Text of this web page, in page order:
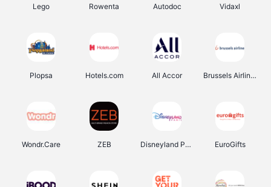
Lego Rowenta Autodoc Vidaxl
Plopsa Hotels.com All Accor Brussels Airlines
Wondr.Care ZEB Disneyland Paris EuroGifts